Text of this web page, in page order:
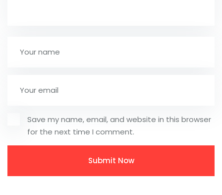
Save my name, email, and website in this browser
for the next time I comment.